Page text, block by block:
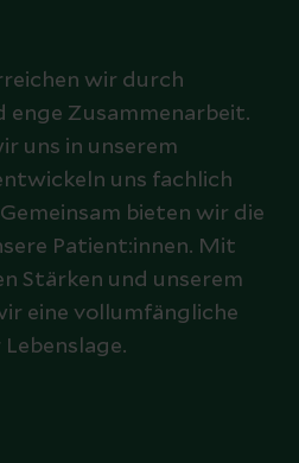
wir durch
enge Zusammenarbeit.
uns in unserem
uns fachlich
bieten wir die
Patient:innen. Mit
Stärken und unserem
eine vollumfängliche